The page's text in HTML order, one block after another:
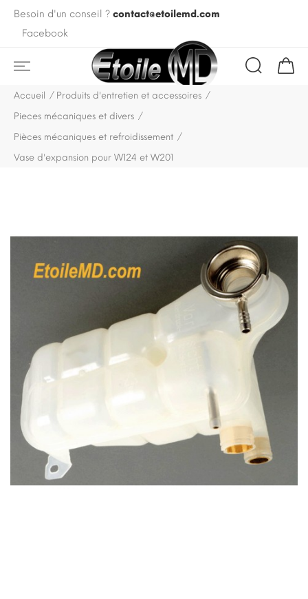
Besoin d'un conseil ? contact@etoilemd.com
Facebook
Accueil
Produits d'entretien et accessoires
Pieces mécaniques et divers
Pièces mécaniques et refroidissement
Vase d'expansion pour W124 et W201